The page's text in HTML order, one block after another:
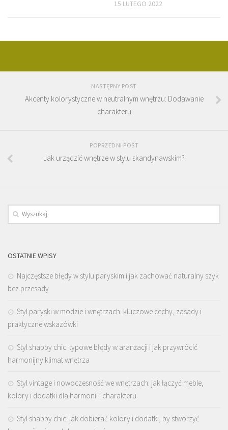
15 LUTEGO 2022
NASTĘPNY POST
Akcenty kolorystyczne w neutralnym wnętrzu: Dodawanie
charakteru
POPRZEDNI POST
Jak urządzić wnętrze w stylu skandynawskim?
OSTATNIE WPISY
Najczęstsze błędy w stylu paryskim i jak zachować naturalny szyk
bez przesady
Styl paryski w modzie i wnętrzach: kluczowe cechy, zasady i
praktyczne wskazówki
Styl shabby chic: typowe błędy w aranżacji i jak przywrócić
harmonijny klimat wnętrza
Styl vintage i nowoczesność we wnętrzach: jak łączyć meble,
kolory i dodatki dla harmonii i charakteru
Styl shabby chic: jak dobierać kolory i dodatki, by stworzyć